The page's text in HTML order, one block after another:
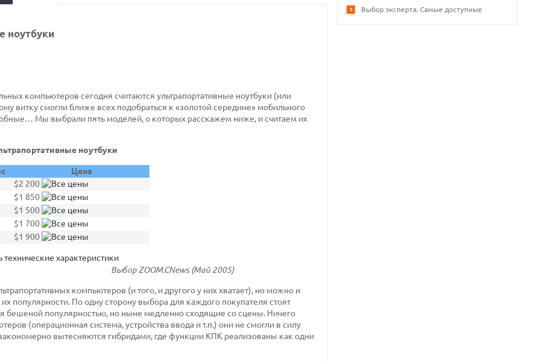
ноутбуки
компьютеров сегодня считаются ультрапортативные ноутбуки (или
витку смогли ближе всех подобраться к «золотой середине» мобильного
Мы выбрали пять моделей, о которых расскажем ниже, и считаем их
ноутбуки
Цена
$2 200
$1 850
$1 500
$1 700
$1 900
Выбор ZOOM.CNews (Май 2005)
компьютеров (и того, и другого у них хватает), но можно и
популярности. По одну сторону выбора для каждого покупателя стоят
бешеной популярностью, но ныне медленно сходящие со сцены. Ничего
(операционная система, устройства ввода и т.п.) они не смогли в силу
вытесняются гибридами, где функции КПК реализованы как одни
Выбор эксперта. Самые доступные